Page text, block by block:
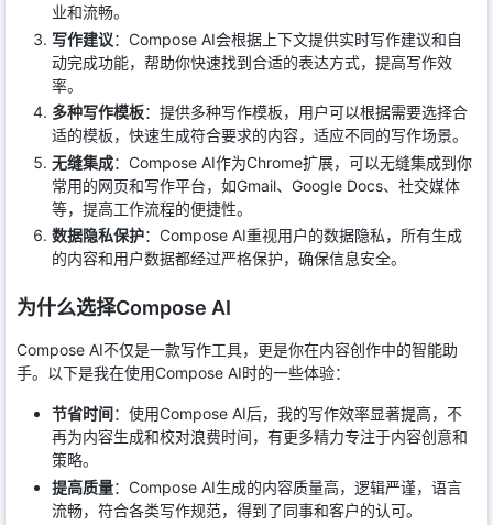
业和流畅。
写作建议：Compose AI会根据上下文提供实时写作建议和自
动完成功能，帮助你快速找到合适的表达方式，提高写作效
率。
多种写作模板：提供多种写作模板，用户可以根据需要选择合
适的模板，快速生成符合要求的内容，适应不同的写作场景。
无缝集成：Compose AI作为Chrome扩展，可以无缝集成到你
常用的网页和写作平台，如Gmail、Google Docs、社交媒体
等，提高工作流程的便捷性。
数据隐私保护：Compose AI重视用户的数据隐私，所有生成
的内容和用户数据都经过严格保护，确保信息安全。
为什么选择Compose AI
Compose AI不仅是一款写作工具，更是你在内容创作中的智能助
手。以下是我在使用Compose AI时的一些体验：
节省时间：使用Compose AI后，我的写作效率显著提高，不
再为内容生成和校对浪费时间，有更多精力专注于内容创意和
策略。
提高质量：Compose AI生成的内容质量高，逻辑严谨，语言
流畅，符合各类写作规范，得到了同事和客户的认可。